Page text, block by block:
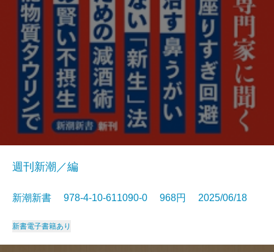
週刊新潮／編
新潮新書 978-4-10-611090-0 968円 2025/06/18
新書電子書籍あり